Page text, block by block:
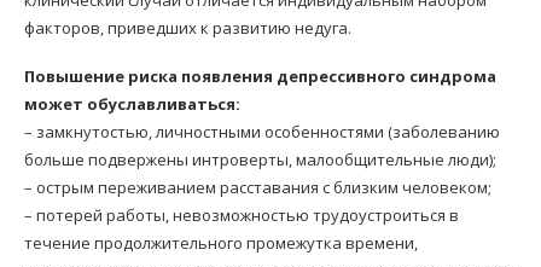
факторов, приведших к развитию недуга.
Повышение риска появления депрессивного синдрома
может обуславливаться:
– замкнутостью, личностными особенностями (заболеванию
больше подвержены интроверты, малообщительные люди);
– острым переживанием расставания с близким человеком;
– потерей работы, невозможностью трудоустроиться в
течение продолжительного промежутка времени,